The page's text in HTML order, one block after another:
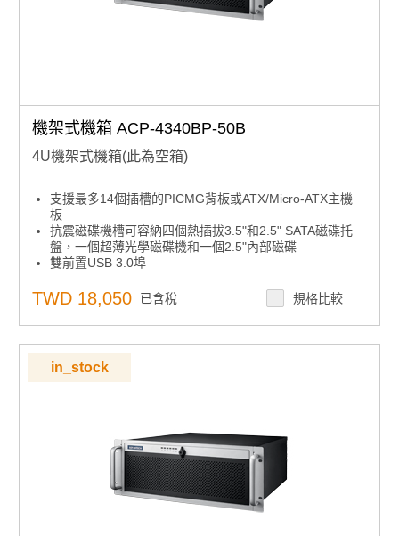
機架式機箱 ACP-4340BP-50B
4U機架式機箱(此為空箱)
支援最多14個插槽的PICMG背板或ATX/Micro-ATX主機
板
抗震磁碟機槽可容納四個熱插拔3.5"和2.5" SATA磁碟托
盤，一個超薄光學磁碟機和一個2.5"內部磁碟
雙前置USB 3.0埠
LED指示燈和警報通知以檢測系統故障
內建智能系統模組，實現整體系統風扇控制和遠程管理
TWD 18,050 已含稅 規格比較
in_stock